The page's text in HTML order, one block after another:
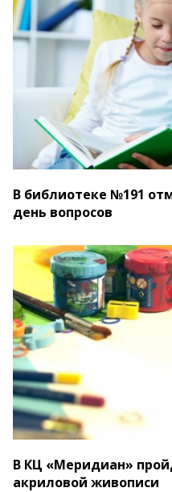
В библиотеке №191
день вопросов
В КЦ «Меридиан»
акриловой живописи